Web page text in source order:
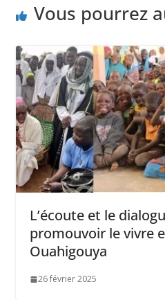
Vous pourrez
L’écoute et le
promouvoir le vivre
Ouahigouya
26 février 2025